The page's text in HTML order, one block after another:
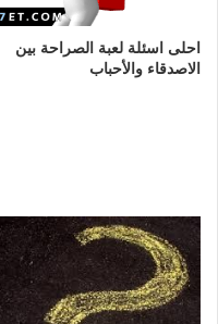
احلى اسئلة لعبة الصراحة بين
الاصدقاء والأحباب